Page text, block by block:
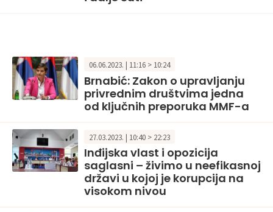
06.06.2023. | 11:16 > 10:24
Brnabić: Zakon o upravljanju
privrednim društvima jedna
od ključnih preporuka MMF-a
27.03.2023. | 10:40 > 22:23
Inđijska vlast i opozicija
saglasni – živimo u neefikasnoj
državi u kojoj je korupcija na
visokom nivou